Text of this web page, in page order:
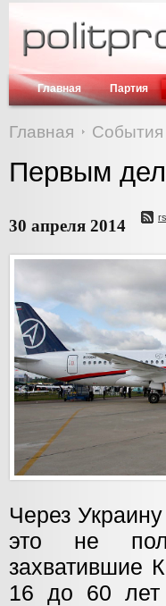
Главная Партия
Главная События
Первым
30 апреля 2014
Через
это не
захватившие
16 до 60 лет